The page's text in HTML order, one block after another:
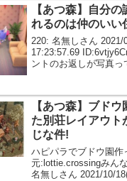
がなくなりました!53:
2021/10/16...
【あつ森】自分の
れるのは仲のいい
220: 名無しさん 2021/
17:23:57.69
ントのお返しが写真っ
【あつ森】ブド
た別荘レイアウト
じな件!
ハピパラでブドウ園作
元:lottie.crossingみん
名無しさん 2021/10/